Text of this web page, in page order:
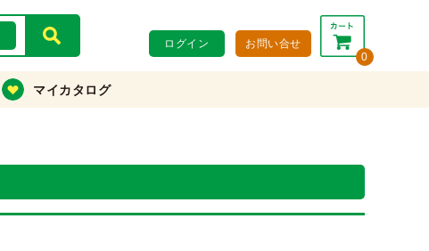
ログイン
お問い合せ
0
合計： 0円
カートを見る・注文する
マイカタログ